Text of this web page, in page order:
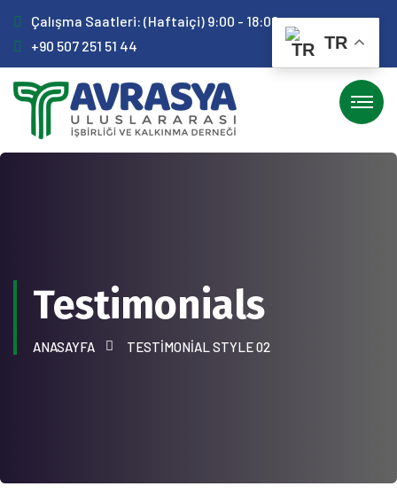
Çalışma Saatleri: (Haftaiçi) 9:00 - 18:00
+90 507 251 51 44
Testimonials
ANASAYFA TESTIMONIAL STYLE 02
TR